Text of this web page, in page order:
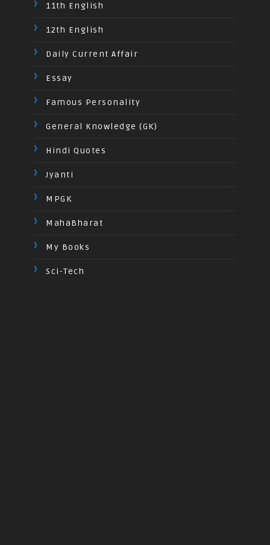
11th English
12th English
Daily Current Affair
Essay
Famous Personality
General Knowledge (GK)
Hindi Quotes
Jyanti
MPGK
MahaBharat
My Books
Sci-Tech